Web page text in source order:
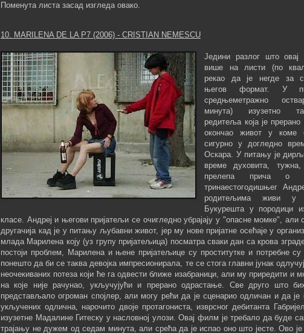
Поменута листа засад изгледа овако.
10. MARILENA DE LA P7 (2006) - CRISTIAN NEMESCU
Једини разлог што
више на листи (по
рекао да је негде за
његов формат. У
средњеметражно
минута) изузетно
редитеља која је
окончао живот у коме
сигурно у догледно
Оскара. У питању је
време духовита,
прелепа прича о
тринаестогодишњег
родитељима живи у
Букурешта у породици
класе. Андреј и његови пријатељи се очигледно убрајају у "опасне момке", али
другачија кад је у питању љубавни живот, јер му нове пријатне осећаје у
млада Марилена коју (уз групу пријатељица) посматра сваки дан са крова
постоји проблем, Марилена и њене пријатељице су проститутке и потребне
понешто да би се таква девојка импресионирала, те се стога главни јунак
неочекиваних потеза који ће га одвести ближе изабраници, али му приредити и
на које није рачунао, укључујући и прерано одрастање. Све друго што
представљало огроман спојлер, али могу рећи да је сценарио одличан и да је
укључених одлична, нарочито двоје протагониста, изврсног дебитанта
изузетне Мадалине Гитеску у насловној улози. Овај филм је требало да буде
трајању не дужем од седам минута, али срећа да је испао оно што јесте. Ово